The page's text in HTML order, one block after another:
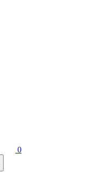
0